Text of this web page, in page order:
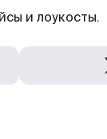
и лоукосты.